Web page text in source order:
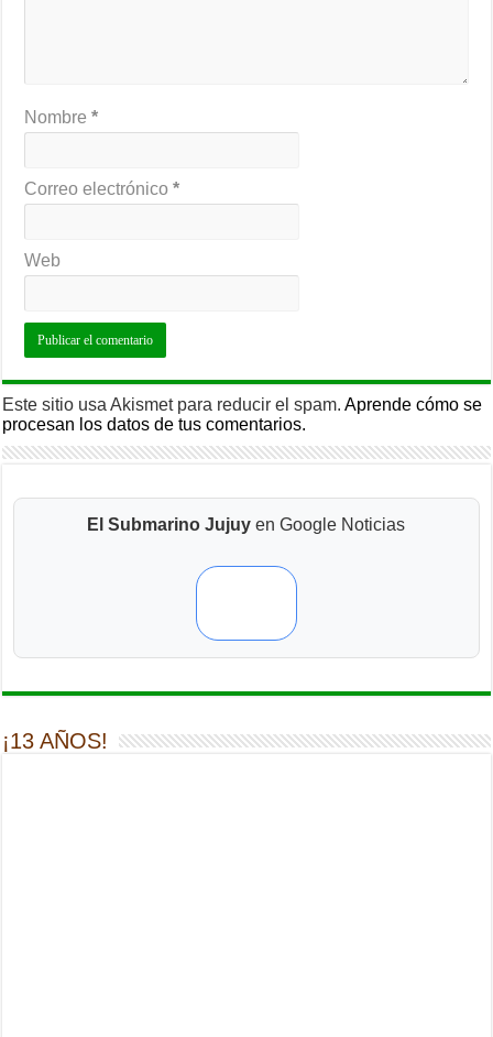
Nombre*
Correo electrónico*
Web
Este sitio usa Akismet para reducir el spam.Aprende cómo se
procesan los datos de tus comentarios.
El Submarino Jujuy en Google Noticias
¡13 AÑOS!